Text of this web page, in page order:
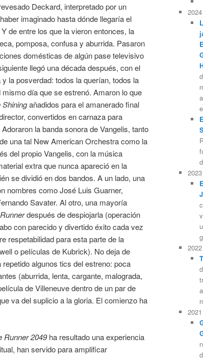
Deckard, interpretado por un
imaginado hasta dónde llegaría el
de entre los que la vieron entonces, la
pomposa, confusa y aburrida. Pasaron
domésticas de algún pase televisivo
llegó una década después, con el
la posverdad: todos la querían, todos la
día que se estrenó. Amaron lo que
Shiningañadidos para el amanerado final
convertidos en carnaza para
la banda sonora de Vangelis, tanto
una tal New American Orchestra como la
del propio Vangelis, con la música
extra que nunca apareció en la
se dividió en dos bandos. A un lado, una
nombres como José Luis Guarner,
Savater. Al otro, una mayoría
después de despiojarla (operación
con parecido y divertido éxito cada vez
respetabilidad para esta parte de la
o películas de Kubrick). No deja de
algunos tics del estreno: poca
(aburrida, lenta, cargante, malograda,
de Villeneuve dentro de un par de
va del suplicio a la gloria. El comienzo ha
Runner 2049ha resultado una experiencia
han servido para amplificar
2024
2023
2022
2021